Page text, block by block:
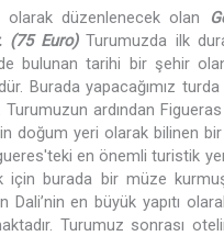
olarak düzenlenecek olan
(75 Euro)Turumuzda ilk
bulunan tarihi bir şehir
Burada yapacağımız
ardından
doğum yeri olarak bilinen
en önemli turistik
için burada bir müze
en büyük yapıtı
Turumuz sonrası